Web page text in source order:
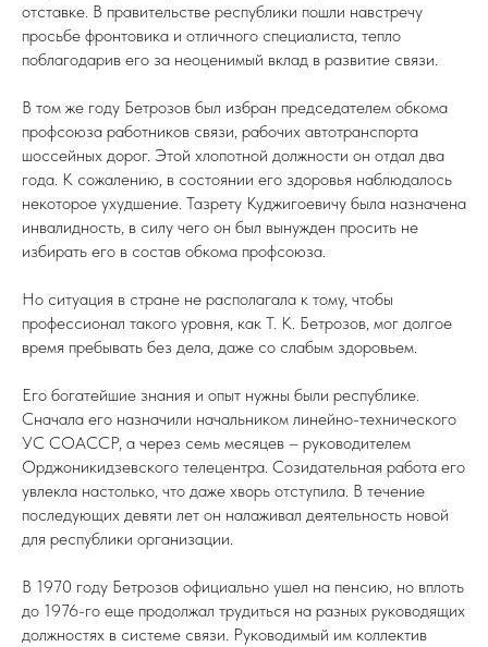
отставке. В правительстве республики пошли навстречу
просьбе фронтовика и отличного специалиста, тепло
поблагодарив его за неоценимый вклад в развитие связи.
В том же году Бетрозов был избран председателем обкома
профсоюза работников связи, рабочих автотранспорта
шоссейных дорог. Этой хлопотной должности он отдал два
года. К сожалению, в состоянии его здоровья наблюдалось
некоторое ухудшение. Тазрету Куджигоевичу была назначена
инвалидность, в силу чего он был вынужден просить не
избирать его в состав обкома профсоюза.
Но ситуация в стране не располагала к тому, чтобы
профессионал такого уровня, как Т. К. Бетрозов, мог долгое
время пребывать без дела, даже со слабым здоровьем.
Его богатейшие знания и опыт нужны были республике.
Сначала его назначили начальником линейно-технического
УС СОАССР, а через семь месяцев – руководителем
Орджоникидзевского телецентра. Созидательная работа его
увлекла настолько, что даже хворь отступила. В течение
последующих девяти лет он налаживал деятельность новой
для республики организации.
В 1970 году Бетрозов официально ушел на пенсию, но вплоть
до 1976-го еще продолжал трудиться на разных руководящих
должностях в системе связи. Руководимый им коллектив